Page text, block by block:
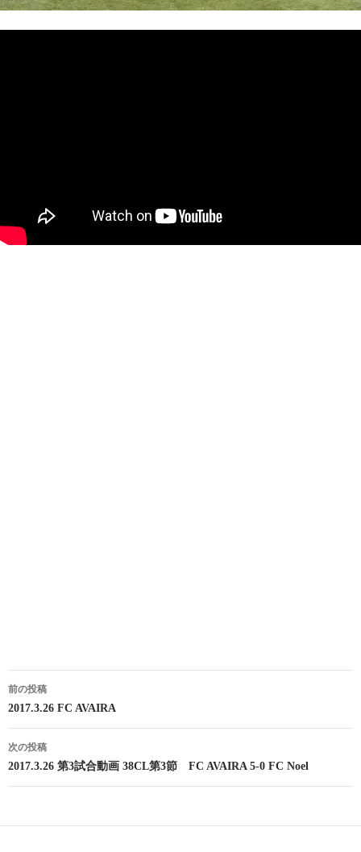
投
稿
ナ
ビ
ー
前の投稿
2017.3.26 FC AVAIRA
次の投稿
2017.3.26 第3試合動画 38CL第3節 FC AVAIRA 5-0 FC Noel